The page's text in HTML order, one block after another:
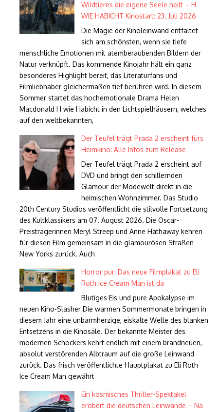
Wildtieres die eigene Seele heilt – H
WIE HABICHT Kinostart: 23. Juli 2026
Die Magie der Kinoleinwand entfaltet
sich am schönsten, wenn sie tiefe
menschliche Emotionen mit atemberaubenden Bildern der
Natur verknüpft. Das kommende Kinojahr hält ein ganz
besonderes Highlight bereit, das Literaturfans und
Filmliebhaber gleichermaßen tief berühren wird. In diesem
Sommer startet das hochemotionale Drama Helen
Macdonald H wie Habicht in den Lichtspielhäusern, welches
auf den weltbekannten,
Der Teufel trägt Prada 2 erscheint fürs
Heimkino: Alle Infos zum Release
Der Teufel trägt Prada 2 erscheint auf
DVD und bringt den schillernden
Glamour der Modewelt direkt in die
heimischen Wohnzimmer. Das Studio
20th Century Studios veröffentlicht die stilvolle Fortsetzung
des Kultklassikers am 07. August 2026. Die Oscar-
Preisträgerinnen Meryl Streep und Anne Hathaway kehren
für diesen Film gemeinsam in die glamourösen Straßen
New Yorks zurück. Auch
Horror pur: Das neue Filmplakat zu Eli
Roth Ice Cream Man ist da
Blutiges Eis und pure Apokalypse im
neuen Kino-Slasher Die warmen Sommermonate bringen in
diesem Jahr eine unbarmherzige, eiskalte Welle des blanken
Entsetzens in die Kinosäle. Der bekannte Meister des
modernen Schockers kehrt endlich mit einem brandneuen,
absolut verstörenden Albtraum auf die große Leinwand
zurück. Das frisch veröffentlichte Hauptplakat zu Eli Roth
Ice Cream Man gewährt
Ein kosmisches Thriller-Spektakel
erobert die deutschen Leinwände – Na